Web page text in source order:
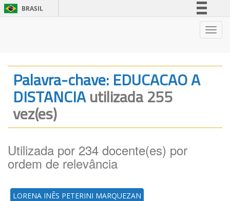
BRASIL
Legislação
Canais
Palavra-chave: EDUCACAO A
DISTANCIAutilizada 255
vez(es)
Utilizada por 234 docente(es) por
ordem de relevância
LORENA INÊS PETERINI MARQUEZAN